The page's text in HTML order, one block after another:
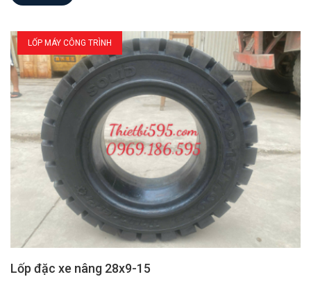
LỐP MÁY CÔNG TRÌNH
Lốp đặc xe nâng 28x9-15